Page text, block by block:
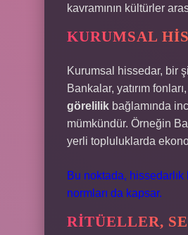
kavramının kültürler
KURUMSAL
Kurumsal hissedar, bir
Bankalar, yatırım
görelilik bağlamında
mümkündür. Örneğin
yerli topluluklarda
Bu noktada,
normları da kapsar.
RITÜELLER,